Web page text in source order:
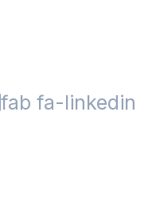
fab fa-linkedin